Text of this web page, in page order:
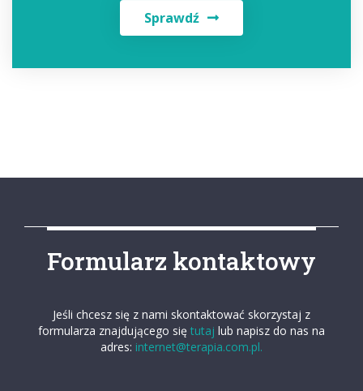
Sprawdź
Formularz kontaktowy
Jeśli chcesz się z nami skontaktować skorzystaj z
formularza znajdującego się tutaj lub napisz do nas na
adres: internet@terapia.com.pl.